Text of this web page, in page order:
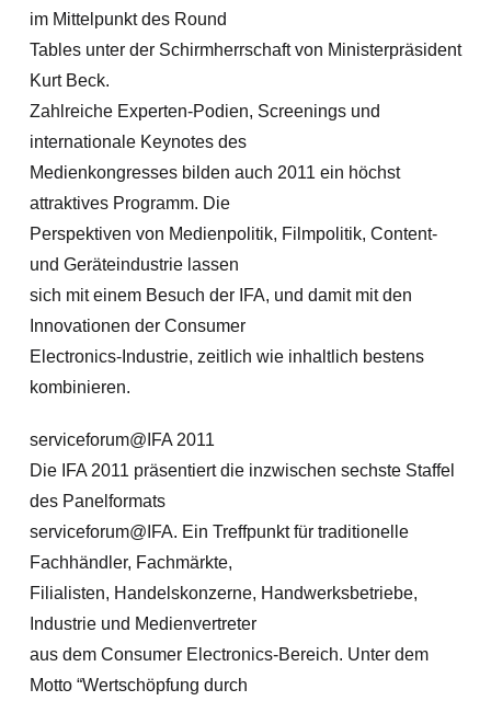
im Mittelpunkt des Round
Tables unter der Schirmherrschaft von Ministerpräsident
Kurt Beck.
Zahlreiche Experten-Podien, Screenings und
internationale Keynotes des
Medienkongresses bilden auch 2011 ein höchst
attraktives Programm. Die
Perspektiven von Medienpolitik, Filmpolitik, Content-
und Geräteindustrie lassen
sich mit einem Besuch der IFA, und damit mit den
Innovationen der Consumer
Electronics-Industrie, zeitlich wie inhaltlich bestens
kombinieren.
serviceforum@IFA 2011
Die IFA 2011 präsentiert die inzwischen sechste Staffel
des Panelformats
serviceforum@IFA. Ein Treffpunkt für traditionelle
Fachhändler, Fachmärkte,
Filialisten, Handelskonzerne, Handwerksbetriebe,
Industrie und Medienvertreter
aus dem Consumer Electronics-Bereich. Unter dem
Motto “Wertschöpfung durch